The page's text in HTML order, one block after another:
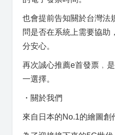
也會提前告知關於台灣法
問是否在系統上需要協助
分安心。
再次誠心推薦e首發票﹐
一選擇。
・關於我們
來自日本的No.1的繪圖創